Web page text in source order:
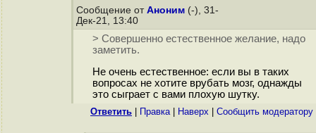
Сообщение от Аноним (-), 31-
Дек-21, 13:40
> Совершенно естественное желание, надо
заметить.
Не очень естественное: если вы в таких
вопросах не хотите врубать мозг, однажды
это сыграет с вами плохую шутку.
Ответить Правка| Наверх Cообщить модератору